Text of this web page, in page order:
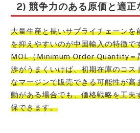
2) 競争力のある原価と適正
大量生産と長いサプライチェーンを
を抑えやすいのが中国輸入の特徴で
MOL（Minimum Order Quantity＝
渉がうまくいけば、初期在庫のコス
なマージンで販売できる可能性が高
動がある場合でも、価格戦略を工夫
保できます。